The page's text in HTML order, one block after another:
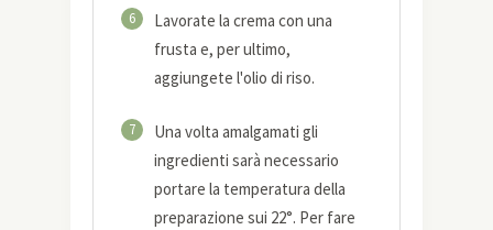
6
Lavorate la crema con una
frusta e, per ultimo,
aggiungete l'olio di riso.
7
Una volta amalgamati gli
ingredienti sarà necessario
portare la temperatura della
preparazione sui 22°. Per fare